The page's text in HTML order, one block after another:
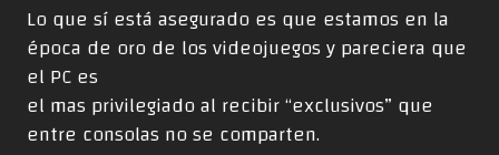
Lo que sí está asegurado es que estamos en la
época de oro de los videojuegos y pareciera que
el PC es
el mas privilegiado al recibir “exclusivos” que
entre consolas no se comparten.